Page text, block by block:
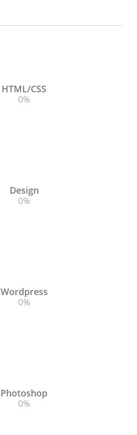
HTML/CSS
0%
Design
0%
Wordpress
0%
Photoshop
0%